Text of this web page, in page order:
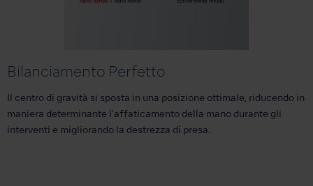
Bilanciamento Perfetto
Il centro di gravità si sposta in una posizione ottimale, riducendo in
maniera determinante l'affaticamento della mano durante gli
interventi e migliorando la destrezza di presa.